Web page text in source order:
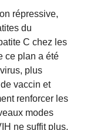
répressive,
du
C chez les
ce plan a été
plus
vaccin et
renforcer les
modes
ne suffit plus.